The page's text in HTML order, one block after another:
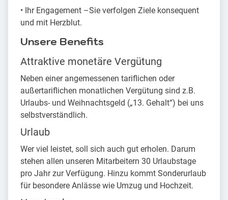
• Ihr Engagement –Sie verfolgen Ziele konsequent
und mit Herzblut.
Unsere Benefits
Attraktive monetäre Vergütung
Neben einer angemessenen tariflichen oder
außertariflichen monatlichen Vergütung sind z.B.
Urlaubs- und Weihnachtsgeld („13. Gehalt“) bei uns
selbstverständlich.
Urlaub
Wer viel leistet, soll sich auch gut erholen. Darum
stehen allen unseren Mitarbeitern 30 Urlaubstage
pro Jahr zur Verfügung. Hinzu kommt Sonderurlaub
für besondere Anlässe wie Umzug und Hochzeit.